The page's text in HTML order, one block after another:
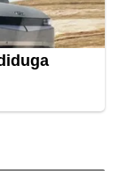
Selatan HSS